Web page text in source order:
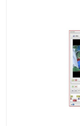
工业工程实训室